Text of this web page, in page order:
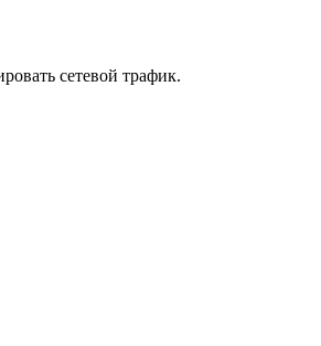
сетевой трафик.